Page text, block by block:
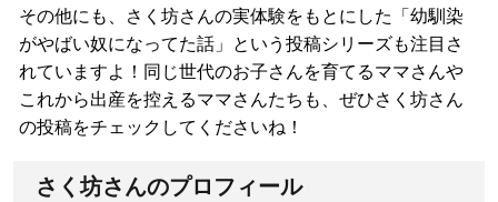
その他にも、さく坊さんの実体験をもとにした「幼馴染
がやばい奴になってた話」という投稿シリーズも注目さ
れていますよ！同じ世代のお子さんを育てるママさんや
これから出産を控えるママさんたちも、ぜひさく坊さん
の投稿をチェックしてくださいね！
さく坊さんのプロフィール